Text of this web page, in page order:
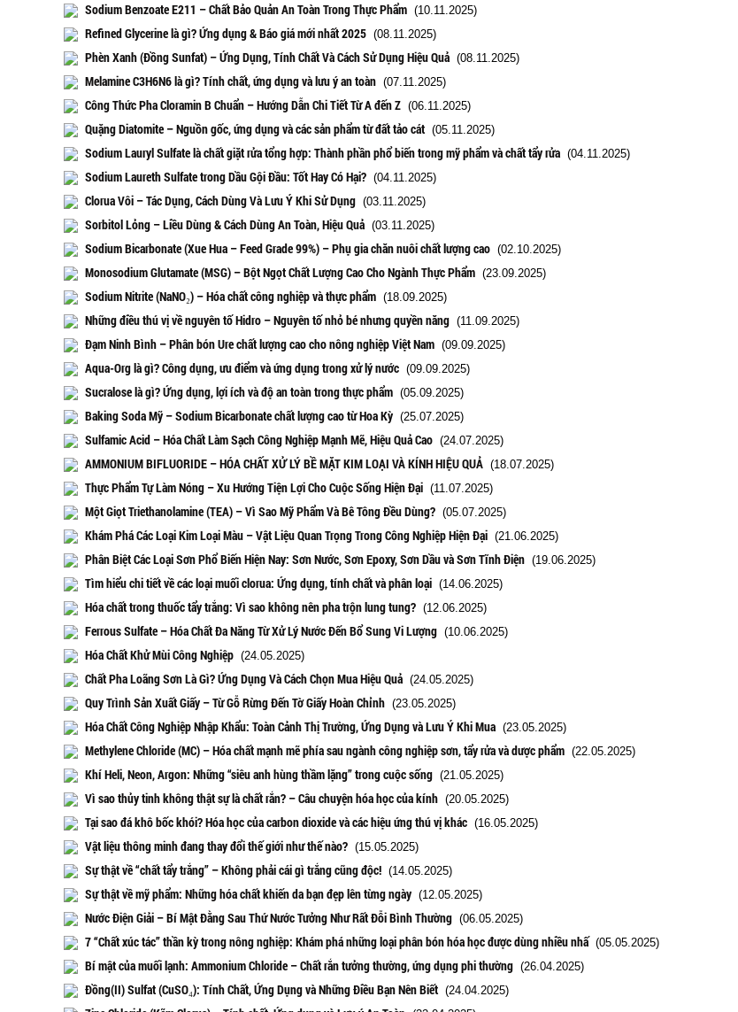
Sodium Benzoate E211 – Chất Bảo Quản An Toàn Trong Thực Phẩm (10.11.2025)
Refined Glycerine là gì? Ứng dụng & Báo giá mới nhất 2025 (08.11.2025)
Phèn Xanh (Đồng Sunfat) – Ứng Dụng, Tính Chất Và Cách Sử Dụng Hiệu Quả (08.11.2025)
Melamine C3H6N6 là gì? Tính chất, ứng dụng và lưu ý an toàn (07.11.2025)
Công Thức Pha Cloramin B Chuẩn – Hướng Dẫn Chi Tiết Từ A đến Z (06.11.2025)
Quặng Diatomite – Nguồn gốc, ứng dụng và các sản phẩm từ đất tảo cát (05.11.2025)
Sodium Lauryl Sulfate là chất giặt rửa tổng hợp: Thành phần phổ biến trong mỹ phẩm và chất tẩy rửa (04.11.2025)
Sodium Laureth Sulfate trong Dầu Gội Đầu: Tốt Hay Có Hại? (04.11.2025)
Clorua Vôi – Tác Dụng, Cách Dùng Và Lưu Ý Khi Sử Dụng (03.11.2025)
Sorbitol Lỏng – Liều Dùng & Cách Dùng An Toàn, Hiệu Quả (03.11.2025)
Sodium Bicarbonate (Xue Hua – Feed Grade 99%) – Phụ gia chăn nuôi chất lượng cao (02.10.2025)
Monosodium Glutamate (MSG) – Bột Ngọt Chất Lượng Cao Cho Ngành Thực Phẩm (23.09.2025)
Sodium Nitrite (NaNO₂) – Hóa chất công nghiệp và thực phẩm (18.09.2025)
Những điều thú vị về nguyên tố Hidro – Nguyên tố nhỏ bé nhưng quyền năng (11.09.2025)
Đạm Ninh Bình – Phân bón Ure chất lượng cao cho nông nghiệp Việt Nam (09.09.2025)
Aqua-Org là gì? Công dụng, ưu điểm và ứng dụng trong xử lý nước (09.09.2025)
Sucralose là gì? Ứng dụng, lợi ích và độ an toàn trong thực phẩm (05.09.2025)
Baking Soda Mỹ – Sodium Bicarbonate chất lượng cao từ Hoa Kỳ (25.07.2025)
Sulfamic Acid – Hóa Chất Làm Sạch Công Nghiệp Mạnh Mẽ, Hiệu Quả Cao (24.07.2025)
AMMONIUM BIFLUORIDE – HÓA CHẤT XỬ LÝ BỀ MẶT KIM LOẠI VÀ KÍNH HIỆU QUẢ (18.07.2025)
Thực Phẩm Tự Làm Nóng – Xu Hướng Tiện Lợi Cho Cuộc Sống Hiện Đại (11.07.2025)
Một Giọt Triethanolamine (TEA) – Vì Sao Mỹ Phẩm Và Bê Tông Đều Dùng? (05.07.2025)
Khám Phá Các Loại Kim Loại Màu – Vật Liệu Quan Trọng Trong Công Nghiệp Hiện Đại (21.06.2025)
Phân Biệt Các Loại Sơn Phổ Biến Hiện Nay: Sơn Nước, Sơn Epoxy, Sơn Dầu và Sơn Tĩnh Điện (19.06.2025)
Tìm hiểu chi tiết về các loại muối clorua: Ứng dụng, tính chất và phân loại (14.06.2025)
Hóa chất trong thuốc tẩy trắng: Vì sao không nên pha trộn lung tung? (12.06.2025)
Ferrous Sulfate – Hóa Chất Đa Năng Từ Xử Lý Nước Đến Bổ Sung Vi Lượng (10.06.2025)
Hóa Chất Khử Mùi Công Nghiệp (24.05.2025)
Chất Pha Loãng Sơn Là Gì? Ứng Dụng Và Cách Chọn Mua Hiệu Quả (24.05.2025)
Quy Trình Sản Xuất Giấy – Từ Gỗ Rừng Đến Tờ Giấy Hoàn Chỉnh (23.05.2025)
Hóa Chất Công Nghiệp Nhập Khẩu: Toàn Cảnh Thị Trường, Ứng Dụng và Lưu Ý Khi Mua (23.05.2025)
Methylene Chloride (MC) – Hóa chất mạnh mẽ phía sau ngành công nghiệp sơn, tẩy rửa và dược phẩm (22.05.2025)
Khí Heli, Neon, Argon: Những “siêu anh hùng thầm lặng” trong cuộc sống (21.05.2025)
Vì sao thủy tinh không thật sự là chất rắn? – Câu chuyện hóa học của kính (20.05.2025)
Tại sao đá khô bốc khói? Hóa học của carbon dioxide và các hiệu ứng thú vị khác (16.05.2025)
Vật liệu thông minh đang thay đổi thế giới như thế nào? (15.05.2025)
Sự thật về “chất tẩy trắng” – Không phải cái gì trắng cũng độc! (14.05.2025)
Sự thật về mỹ phẩm: Những hóa chất khiến da bạn đẹp lên từng ngày (12.05.2025)
Nước Điện Giải – Bí Mật Đằng Sau Thứ Nước Tưởng Như Rất Đỗi Bình Thường (06.05.2025)
7 “Chất xúc tác” thần kỳ trong nông nghiệp: Khám phá những loại phân bón hóa học được dùng nhiều nhấ (05.05.2025)
Bí mật của muối lạnh: Ammonium Chloride – Chất rắn tưởng thường, ứng dụng phi thường (26.04.2025)
Đồng(II) Sulfat (CuSO₄): Tính Chất, Ứng Dụng và Những Điều Bạn Nên Biết (24.04.2025)